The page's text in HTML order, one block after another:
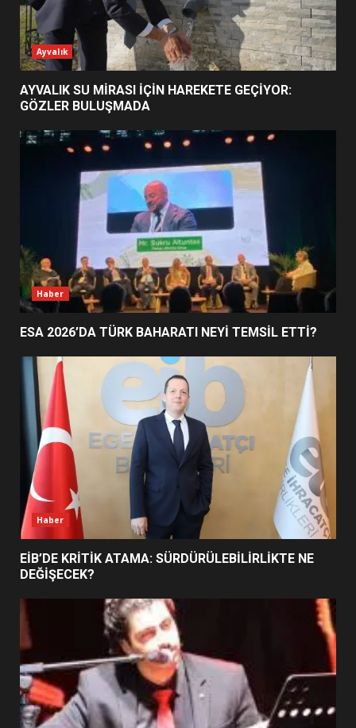
2
ESA 2026’DA TÜRK BAHARATI
NEYİ TEMSİL ETTİ?
EİB’DE KRİTİK ATAMA:
SÜRDÜRÜLEBİLİRLİKTE NE
DEĞİŞECEK?
4
EDREMİT’İN GURURU TÜRKİYE
FİNALİNDE NE BAŞARDI?
5
UZATILDI: NE DEĞİŞTİ?
6
BURHANİYE SATRANÇ
TURNUVASI KAYITLARI NEYİ
DEĞİŞTİRİYOR?
BURHANİYE BELEDİYESPOR’DA
YENİ YÖNETİM NASIL
Ayvalık
AYVALIK SU MİRASI İÇİN HAREKETE GEÇİYOR:
GÖZLER BULUŞMADA
Haber
ESA 2026’DA TÜRK BAHARATI NEYİ TEMSİL ETTİ?
Haber
EİB’DE KRİTİK ATAMA: SÜRDÜRÜLEBİLİRLİKTE NE
DEĞİŞECEK?